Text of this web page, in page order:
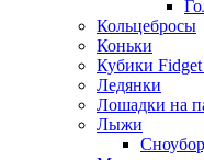
Кольцебросы
Коньки
Кубики Fidget
Ледянки
Лошадки на
Лыжи